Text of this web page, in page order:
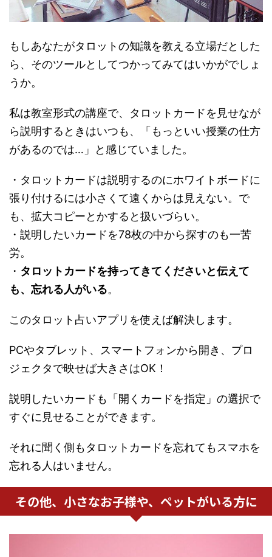
もしあなたがタロットの知識を教える立場だとした
ら、そのツールとしてつかってみてはいかがでしょ
うか。
私は教室形式の講座で、タロットカードを見せなが
ら説明するときはいつも、「もっといい授業の仕方
があるのでは…」と感じていました。
・タロットカードは説明するのにホワイトボードに
張り付けるには小さくて遠くからは見えない。で
も、拡大コピーとかすると扱いづらい。
・説明したいカードを78枚の中から探すのも一苦
労。
・ タロットカードを持ってきてくださいと伝えて
も、忘れる人がいる。
このタロット占いアプリを使えば解決します。
PCやタブレット、スマートフォンから開き、プロ
ジェクタで映せば大きさはOK！
説明したいカードも「開くカードを指定」の選択で
すぐに見せることができます。
それに聞く側もタロットカードを忘れてもスマホを
忘れる人はいません。
その他、小さなお子様や、ペットがいる方に